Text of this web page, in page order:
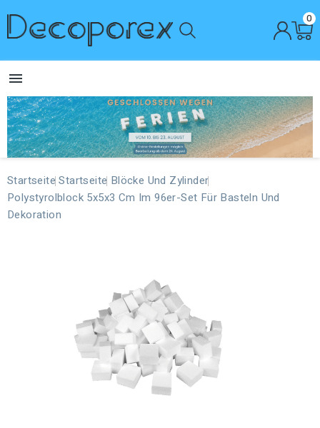
0

Startseite Startseite Blöcke Und Zylinder
Polystyrolblock 5x5x3 Cm Im 96er-Set Für Basteln Und
Dekoration